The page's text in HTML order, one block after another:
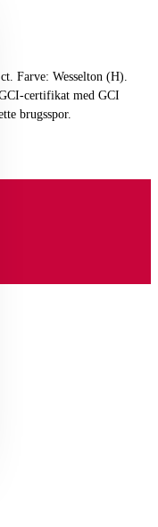
certifikat med GCI
brugsspor.